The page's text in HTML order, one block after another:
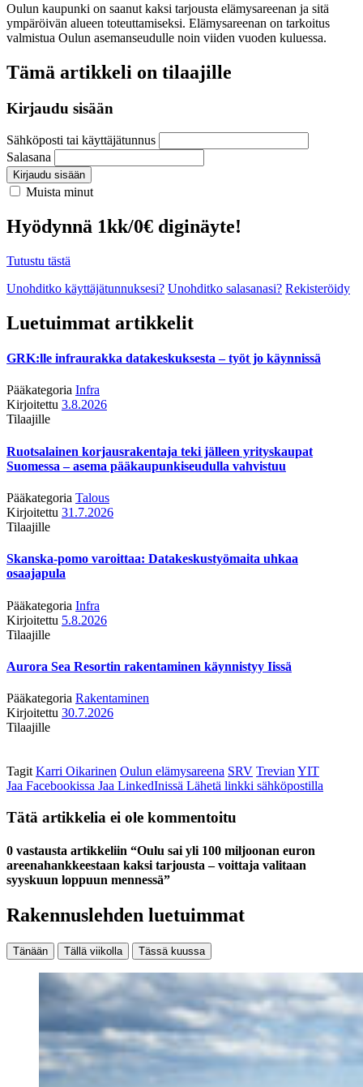
Oulun kaupunki on saanut kaksi tarjousta elämysareenan ja sitä
ympäröivän alueen toteuttamiseksi. Elämysareenan on tarkoitus
valmistua Oulun asemanseudulle noin viiden vuoden kuluessa.
Tämä artikkeli on tilaajille
Kirjaudu sisään
Sähköposti tai käyttäjätunnus
Salasana
Kirjaudu sisään
Muista minut
Hyödynnä 1kk/0€ diginäyte!
Tutustu tästä
Unohditko käyttäjätunnuksesi? Unohditko salasanasi? Rekisteröidy
Luetuimmat artikkelit
GRK:lle infraurakka datakeskuksesta – työt jo käynnissä
Pääkategoria Infra
Kirjoitettu 3.8.2026
Tilaajille
Ruotsalainen korjausrakentaja teki jälleen yrityskaupat
Suomessa – asema pääkaupunkiseudulla vahvistuu
Pääkategoria Talous
Kirjoitettu 31.7.2026
Tilaajille
Skanska-pomo varoittaa: Datakeskustyömaita uhkaa
osaajapula
Pääkategoria Infra
Kirjoitettu 5.8.2026
Tilaajille
Aurora Sea Resortin rakentaminen käynnistyy Iissä
Pääkategoria Rakentaminen
Kirjoitettu 30.7.2026
Tilaajille
Tagit Karri Oikarinen Oulun elämysareena SRV Trevian YIT
Jaa Facebookissa Jaa LinkedInissä Lähetä linkki sähköpostilla
Tätä artikkelia ei ole kommentoitu
0 vastausta artikkeliin “Oulu sai yli 100 miljoonan euron
areenahankkeestaan kaksi tarjousta – voittaja valitaan
syyskuun loppuun mennessä”
Rakennuslehden luetuimmat
Tänään Tällä viikolla Tässä kuussa